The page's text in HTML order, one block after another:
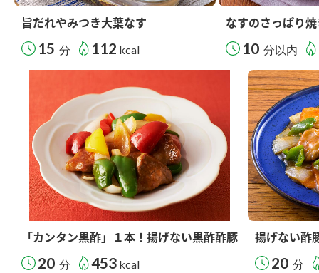
旨だれやみつき大葉なす
15 分 112 kcal
なすのさっぱり
10 分以内
「カンタン黒酢」１本！揚げない黒酢酢豚
20 分 453 kcal
揚げない酢
20 分